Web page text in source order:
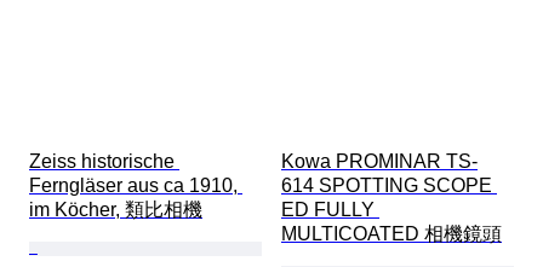
Zeiss historische
Ferngläser aus ca 1910,
im Köcher, 類比相機
Kowa PROMINAR TS-
614 SPOTTING SCOPE
ED FULLY
MULTICOATED 相機鏡頭